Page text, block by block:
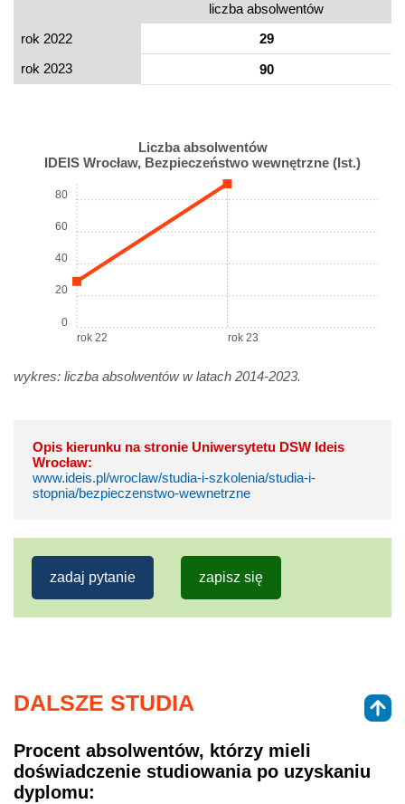
liczba absolwentów
rok 2022
29
rok 2023
90
Liczba absolwentów
IDEIS Wrocław, Bezpieczeństwo wewnętrzne (Ist.)
rok 22 rok 23
0
20
40
60
80
wykres: liczba absolwentów w latach 2014-2023.
Opis kierunku na stronie Uniwersytetu DSW Ideis
Wrocław:
www.ideis.pl/wroclaw/studia-i-szkolenia/studia-i-
stopnia/bezpieczenstwo-wewnetrzne
zadaj pytanie zapisz się
DALSZE STUDIA
Procent absolwentów, którzy mieli
doświadczenie studiowania po uzyskaniu
dyplomu: